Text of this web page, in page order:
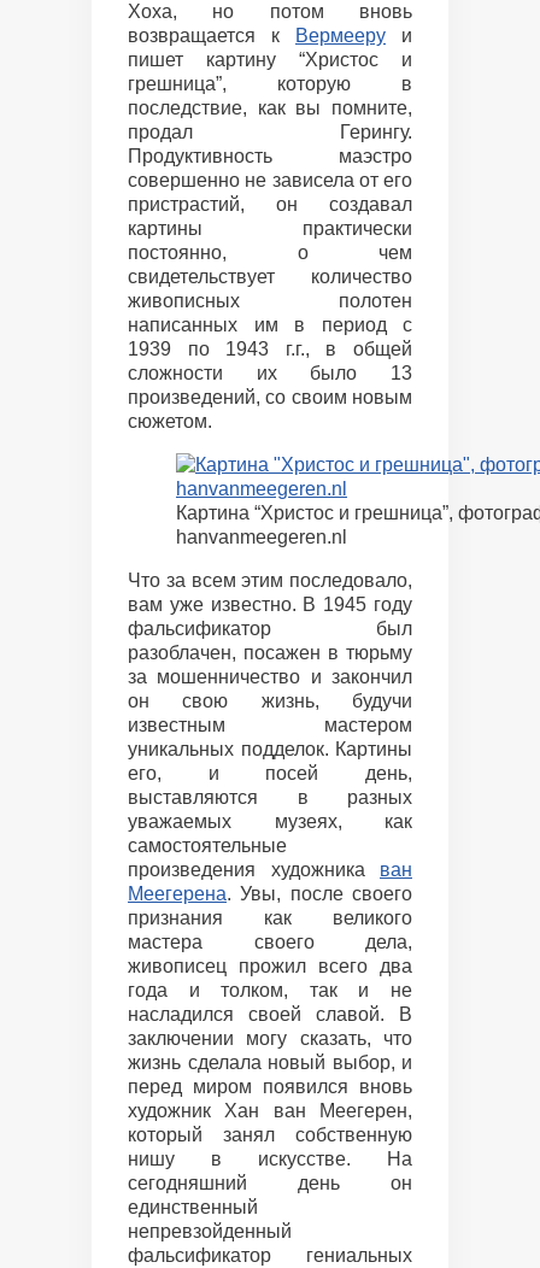
Хоха, но потом вновь
возвращается к
Вермееру и
пишет картину “Христос и
грешница”, которую в
последствие, как вы помните,
продал Герингу.
Продуктивность маэстро
совершенно не зависела от его
пристрастий, он создавал
картины практически
постоянно, о чем
свидетельствует количество
живописных полотен
написанных им в период с
1939 по 1943 г.г., в общей
сложности их было 13
произведений, со своим новым
сюжетом.
Картина “Христос и грешница”,
hanvanmeegeren.nl
Что за всем этим последовало,
вам уже известно. В 1945 году
фальсификатор был
разоблачен, посажен в тюрьму
за мошенничество и закончил
он свою жизнь, будучи
известным мастером
уникальных подделок. Картины
его, и посей день,
выставляются в разных
уважаемых музеях, как
самостоятельные
произведения художника ван
Меегерена. Увы, после своего
признания как великого
мастера своего дела,
живописец прожил всего два
года и толком, так и не
насладился своей славой. В
заключении могу сказать, что
жизнь сделала новый выбор, и
перед миром появился вновь
художник Хан ван Меегерен,
который занял собственную
нишу в искусстве. На
сегодняшний день он
единственный
непревзойденный
фальсификатор гениальных